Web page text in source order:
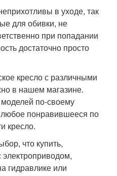
в уходе, так
для обивки, не
при попадании
достаточно просто
кресло с различными
в нашем магазине.
по-своему
понравившееся по
кресло.
что купить,
электроприводом,
гидравлике или